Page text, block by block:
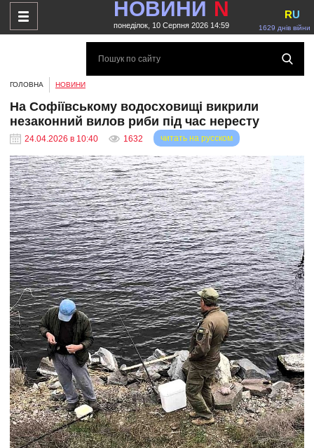
НОВИНИ N
понеділок, 10 Серпня 2026 14:59 1629 днів війни
RU
ГОЛОВНА НОВИНИ
На Софіївському водосховищі викрили
незаконний вилов риби під час нересту
24.04.2026 в 10:40 1632 читать на русском